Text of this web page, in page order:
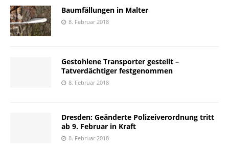
Baumfällungen in Malter
8. Februar 2018
Gestohlene Transporter gestellt –
Tatverdächtiger festgenommen
8. Februar 2018
Dresden: Geänderte Polizeiverordnung tritt
ab 9. Februar in Kraft
8. Februar 2018